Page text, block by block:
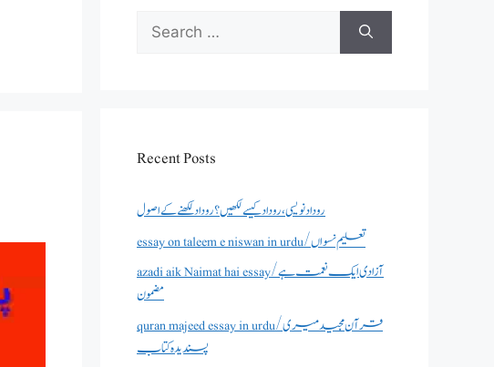
Search
for:
Recent Posts
روداد نویسی ،روداد کیسے لکھیں؟ روداد لکھنے کے اصول
essay on taleem e niswan in urdu/تعلیم نسواں
azadi aik Naimat hai essay/آزادی ایک نعمت ہے
مضمون
quran majeed essay in urdu/قرآن مجید میری
پسندیدہ کتاب